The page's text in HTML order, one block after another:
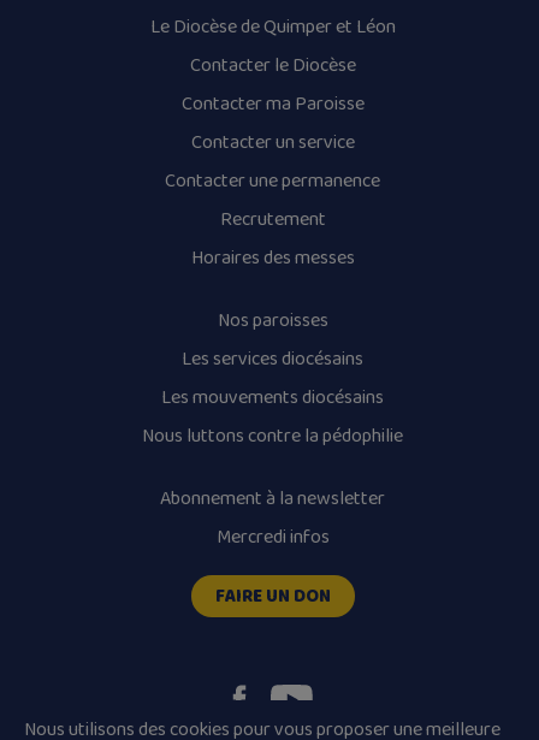
Le Diocèse de Quimper et Léon
Contacter le Diocèse
Contacter ma Paroisse
Contacter un service
Contacter une permanence
Recrutement
Horaires des messes
Nos paroisses
Les services diocésains
Les mouvements diocésains
Nous luttons contre la pédophilie
Abonnement à la newsletter
Mercredi infos
FAIRE UN DON
Nous utilisons des cookies pour vous proposer une meilleure